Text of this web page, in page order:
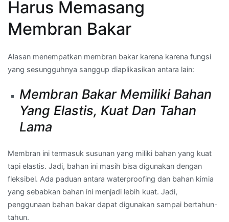
Harus Memasang
Membran Bakar
Alasan menempatkan membran bakar karena karena fungsi
yang sesungguhnya sanggup diaplikasikan antara lain:
Membran Bakar Memiliki Bahan
Yang Elastis, Kuat Dan Tahan
Lama
Membran ini termasuk susunan yang miliki bahan yang kuat
tapi elastis. Jadi, bahan ini masih bisa digunakan dengan
fleksibel. Ada paduan antara waterproofing dan bahan kimia
yang sebabkan bahan ini menjadi lebih kuat. Jadi,
penggunaan bahan bakar dapat digunakan sampai bertahun-
tahun.